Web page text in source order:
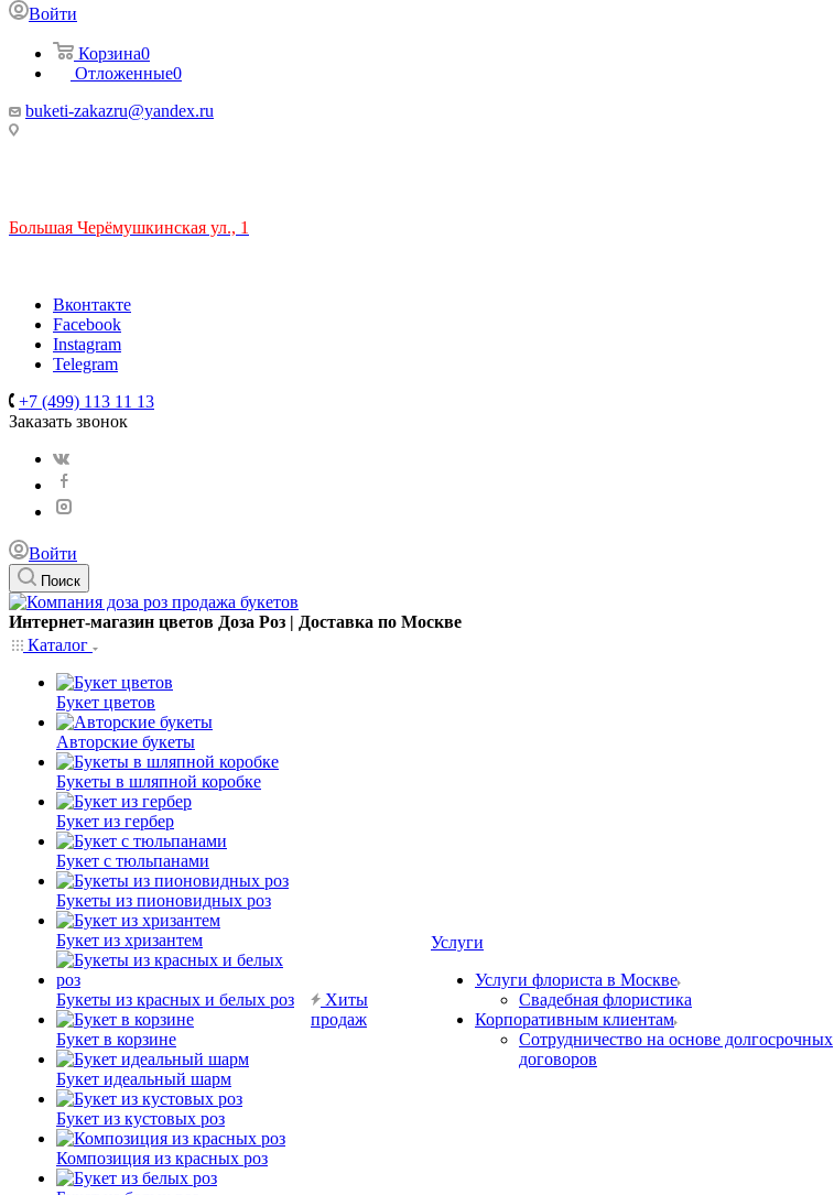
Войти
Корзина0
Отложенные0
buketi-zakazru@yandex.ru
Большая Черёмушкинская ул., 1
Вконтакте
Facebook
Instagram
Telegram
+7 (499) 113 11 13
Заказать звонок
Войти
Поиск
Интернет-магазин цветов Доза Роз | Доставка по Москве
Каталог
Букет цветов
Авторские букеты
Букеты в шляпной коробке
Букет из гербер
Букет с тюльпанами
Букеты из пионовидных роз
Букет из хризантем
Букеты из красных и белых роз
Букет в корзине
Букет идеальный шарм
Букет из кустовых роз
Композиция из красных роз
Хиты
продаж
Услуги
Услуги флориста в Москве
Свадебная флористика
Корпоративным клиентам
Сотрудничество на основе долгосрочных
договоров